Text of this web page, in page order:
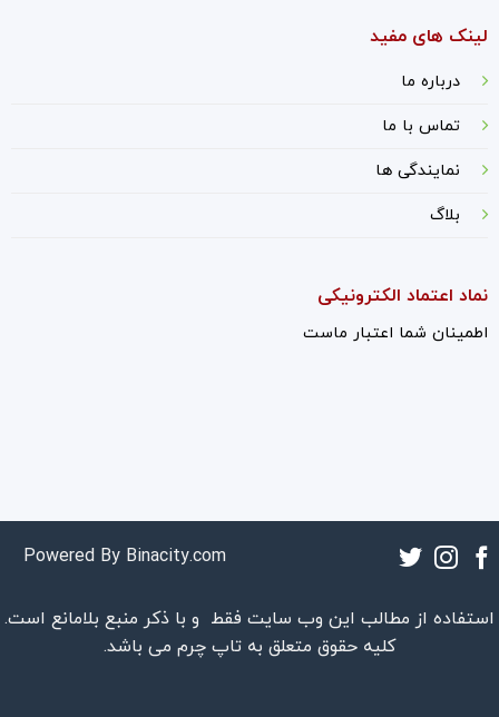
لینک های مفید
درباره ما
تماس با ما
نمایندگی ها
بلاگ
نماد اعتماد الکترونیکی
اطمینان شما اعتبار ماست
استفاده از مطالب این وب سایت فقط و با ذکر منبع بلامانع است.
کلیه حقوق متعلق به تاپ چرم می باشد.
Powered By Binacity.com